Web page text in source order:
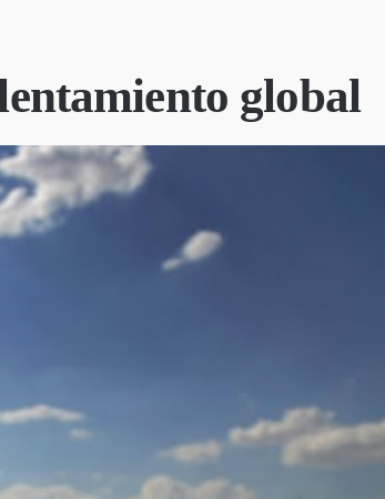
global